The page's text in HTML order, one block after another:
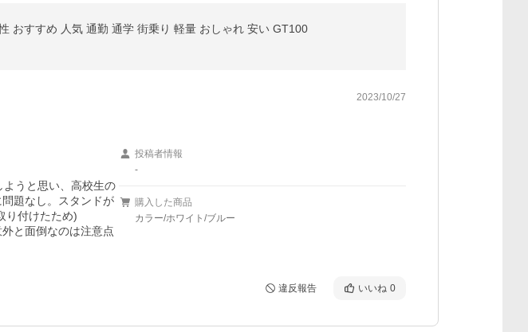
おすすめ 人気 通勤 通学 街乗り 軽量 おしゃれ 安い GT100
2023/10/27
うと思い、高校生の
題なし。スタンドが
り付けたため)
と面倒なのは注意点
投稿者情報
-
購入した商品
カラー/ホワイト/ブルー
違反報告 いいね 0